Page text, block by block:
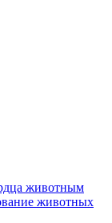
животным
животных